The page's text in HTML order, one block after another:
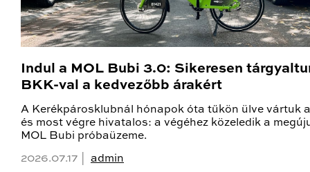
Indul a MOL Bubi 3.0: Sikeresen
BKK-val a kedvezőbb árakért
A Kerékpárosklubnál hónapok óta tűkön ülve vártuk
és most végre hivatalos: a végéhez közeledik a
MOL Bubi próbaüzeme.
2026.07.17 | admin